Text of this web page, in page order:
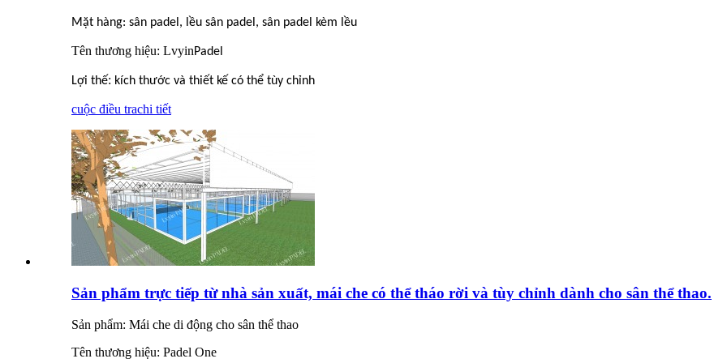
Mặt hàng: sân padel, lều sân padel, sân padel kèm lều
Tên thương hiệu: LvyinPadel
Lợi thế: kích thước và thiết kế có thể tùy chỉnh
cuộc điều trachi tiết
Sản phẩm trực tiếp từ nhà sản xuất, mái che có thể tháo rời và tùy chỉnh dành cho sân thể thao.
Sản phẩm: Mái che di động cho sân thể thao
Tên thương hiệu: Padel One